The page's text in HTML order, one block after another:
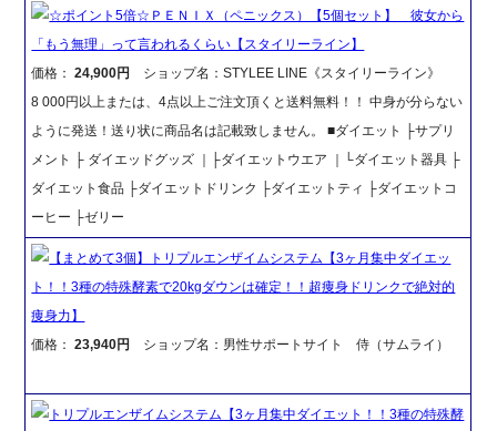
☆ポイント5倍☆ＰＥＮＩＸ（ペニックス）【5個セット】 彼女から
「もう無理」って言われるくらい【スタイリーライン】
価格：24,900円
ショップ名：STYLEE LINE《スタイリーライン》
8 000円以上または、4点以上ご注文頂くと送料無料！！ 中身が分らない
ように発送！送り状に商品名は記載致しません。 ■ダイエット ├サプリ
メント ├ ダイエッドグッズ ｜├ダイエットウエア ｜└ダイエット器具 ├
ダイエット食品 ├ダイエットドリンク ├ダイエットティ ├ダイエットコ
ーヒー ├ゼリー
【まとめて3個】トリプルエンザイムシステム【3ヶ月集中ダイエッ
ト！！3種の特殊酵素で20kgダウンは確定！！超痩身ドリンクで絶対的
痩身力】
価格：23,940円 ショップ名：男性サポートサイト 侍（サムライ）
トリプルエンザイムシステム【3ヶ月集中ダイエット！！3種の特殊酵